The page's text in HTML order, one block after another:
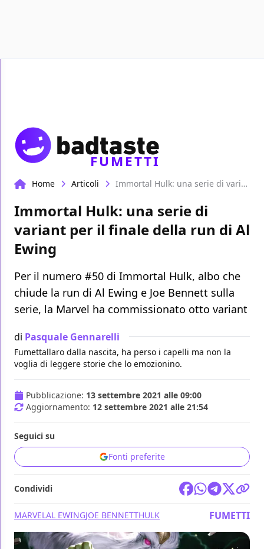
FUMETTI
Home Articoli Immortal Hulk: una serie di variant per il finale della run di Al Ewing
Immortal Hulk: una serie di
variant per il finale della run di Al
Ewing
Per il numero #50 di Immortal Hulk, albo che
chiude la run di Al Ewing e Joe Bennett sulla
serie, la Marvel ha commissionato otto variant
di Pasquale Gennarelli
Fumettallaro dalla nascita, ha perso i capelli ma non la
voglia di leggere storie che lo emozionino.
Pubblicazione: 13 settembre 2021 alle 09:00
Aggiornamento: 12 settembre 2021 alle 21:54
Seguici su
Fonti preferite
Condividi
MARVELAL EWINGJOE BENNETTHULK FUMETTI